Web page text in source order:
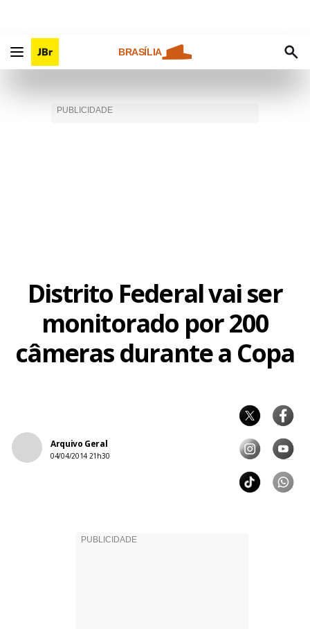
BRASÍLIA
Distrito Federal vai ser
monitorado por 200
câmeras durante a Copa
Arquivo Geral
04/04/2014 21h30